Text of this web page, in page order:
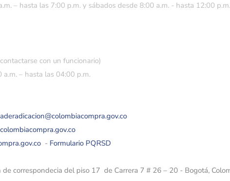
– hasta las 7:00 p.m. y sábados desde 8:00 a.m. - hasta 12:00 p.m.
con un funcionario)
a.m. – hasta las 04:00 p.m.
- Formulario PQRSD
correspondecia del piso 17 de Carrera 7 # 26 – 20 - Bogotá,